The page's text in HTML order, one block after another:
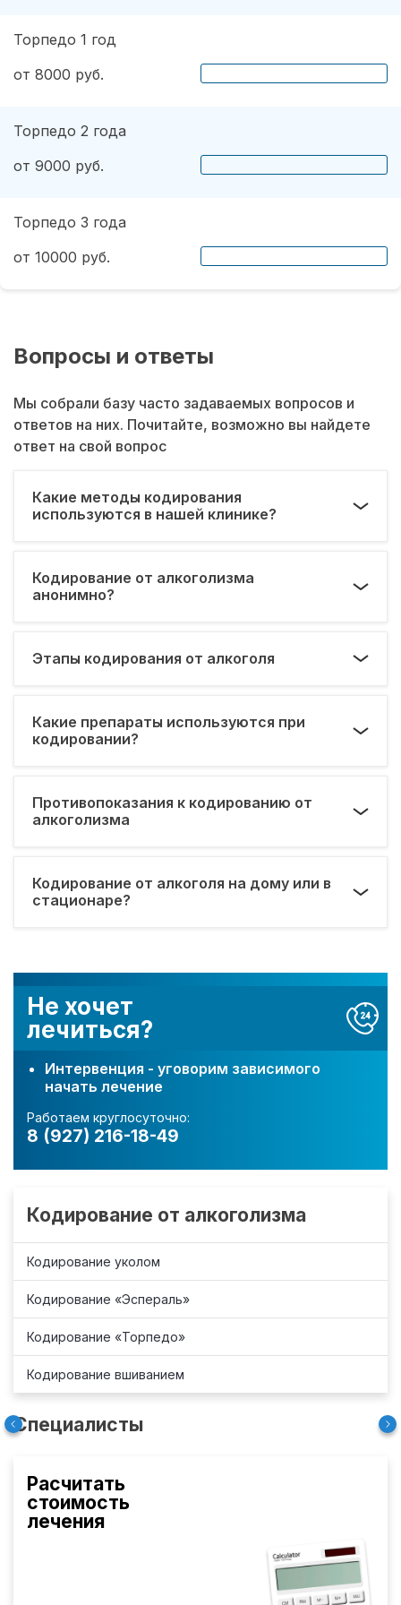
Не хочет
лечиться?
Интервенция - уговорим зависимого
начать лечение
Работаем круглосуточно:
8 (927) 216-18-49
Кодирование от алкоголизма
Кодирование уколом
Кодирование «Эспераль»
Кодирование «Торпедо»
Кодирование вшиванием
Специалисты
Расчитать
стоимость
лечения
Торпедо 1 год
от 8000 руб.
Торпедо 2 года
от 9000 руб.
Торпедо 3 года
от 10000 руб.
Вопросы и ответы
Мы собрали базу часто задаваемых вопросов и
ответов на них. Почитайте, возможно вы найдете
ответ на свой вопрос
Какие методы кодирования
используются в нашей клинике?
Кодирование от алкоголизма
анонимно?
Этапы кодирования от алкоголя
Какие препараты используются при
кодировании?
Противопоказания к кодированию от
алкоголизма
Кодирование от алкоголя на дому или в
стационаре?